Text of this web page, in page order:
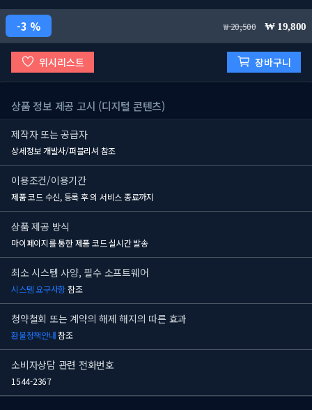
3 % 20,500 19,800
위시리스트 장바구니
상품 정보 제공 고시 (디지털 콘텐츠)
제작자 또는 공급자
상세정보 개발사/퍼블리셔 참조
이용조건/이용기간
제품 코드 수신, 등록 후의 서비스 종료까지
상품 제공 방식
마이페이지를 통한 제품 코드 실시간 발송
최소 시스템 사양, 필수 소프트웨어
시스템 요구사항참조
청약철회 또는 계약의 해제 해지의 따른 효과
환불정책안내참조
소비자상담 관련 전화번호
1544-2367